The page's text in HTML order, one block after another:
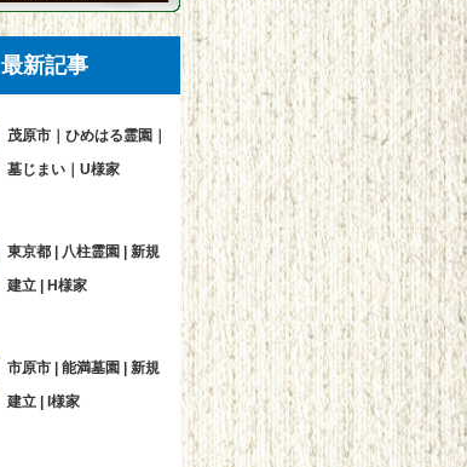
最新記事
茂原市｜ひめはる霊園｜
墓じまい｜U様家
東京都 | 八柱霊園 | 新規
建立 | H様家
市原市 | 能満墓園 | 新規
建立 | I様家